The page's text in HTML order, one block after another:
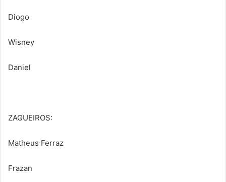
Diogo
Wisney
Daniel
ZAGUEIROS:
Matheus Ferraz
Frazan